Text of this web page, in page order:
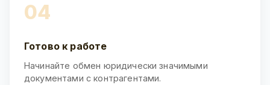
04
Готово к работе
Начинайте обмен юридически значимыми
документами с контрагентами.